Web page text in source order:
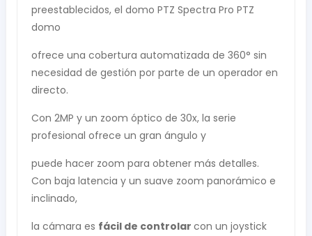
preestablecidos, el domo PTZ Spectra Pro PTZ
domo
ofrece una cobertura automatizada de 360° sin
necesidad de gestión por parte de un operador en
directo.
Con 2MP y un zoom óptico de 30x, la serie
profesional ofrece un gran ángulo y
puede hacer zoom para obtener más detalles.
Con baja latencia y un suave zoom panorámico e
inclinado,
la cámara es fácil de controlar con un joystick